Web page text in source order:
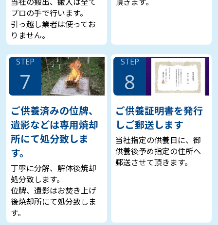
プロの手で行います。
引っ越し業者は使ってお
りません。
STEP
7
ご供養済みの位牌、
遺影などは専用焼却
所にて処分致しま
す。
丁寧に分解、解体後焼却
処分致します。
位牌、遺影はお焚き上げ
後焼却所にて処分致しま
す。
STEP
8
ご供養証明書を発行
しご郵送します
当社指定の供養日に、御
供養後予め指定の住所へ
郵送させて頂きます。